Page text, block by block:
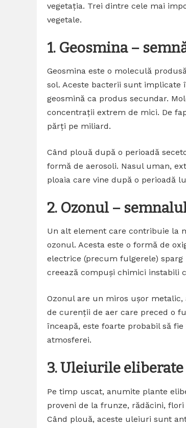
vegetația. Trei dintre cele mai
vegetale.
1. Geosmina –
Geosmina este o moleculă
sol. Aceste bacterii sunt implicate
geosmină ca produs secundar.
concentrații extrem de mici. De
părți pe miliard.
Când plouă după o perioadă
formă de aerosoli. Nasul uman,
ploaia care vine după o perioadă
2. Ozonul –
Un alt element care contribuie la
ozonul. Acesta este o formă de
electrice (precum fulgerele)
creează compuși chimici instabili
Ozonul are un miros ușor
de curenții de aer care preced o
înceapă, este foarte probabil să
atmosferei.
3. Uleiurile
Pe timp uscat, anumite plante
proveni de la frunze, rădăcini,
Când plouă, aceste uleiuri sunt